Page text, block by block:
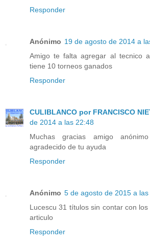
Responder
Anónimo 19 de agosto de 2014 a
Amigo te falta agregar al tecnico
tiene 10 torneos ganados
Responder
CULIBLANCO por FRANCISCO
de 2014 a las 22:48
Muchas gracias amigo
agradecido de tu ayuda
Responder
Anónimo 5 de agosto de 2015 a las
Lucescu 31 títulos sin contar con
articulo
Responder